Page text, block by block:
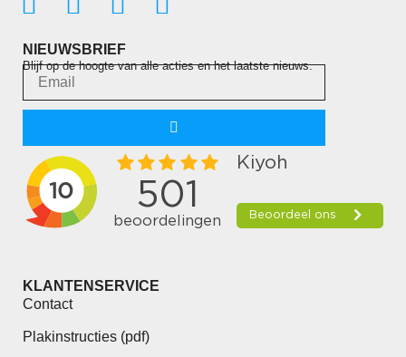
NIEUWSBRIEF
Blijf op de hoogte van alle acties en het laatste nieuws.
KLANTENSERVICE
Contact
Plakinstructies (pdf)